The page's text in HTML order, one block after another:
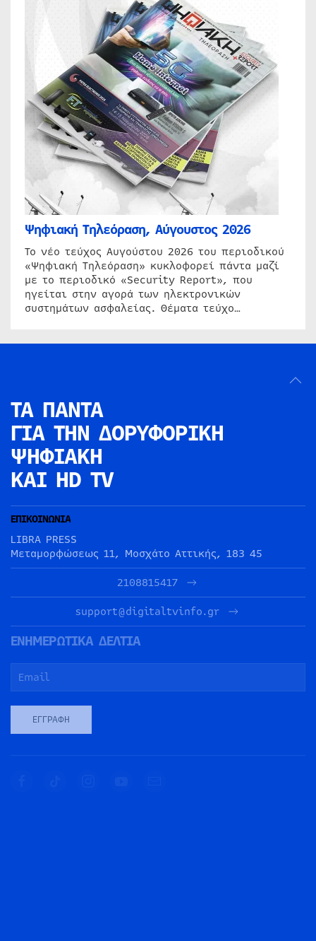
Ψηφιακή Τηλεόραση, Αύγουστος 2026
Το νέο τεύχος Αυγούστου 2026 του περιοδικού
«Ψηφιακή Τηλεόραση» κυκλοφορεί πάντα μαζί
με το περιοδικό «Security Report», που
ηγείται στην αγορά των ηλεκτρονικών
συστημάτων ασφαλείας. Θέματα τεύχο…
ΤΑ ΠΑΝΤΑ
ΓΙΑ ΤΗΝ ΔΟΡΥΦΟΡΙΚΗ
ΨΗΦΙΑΚΗ
ΚΑΙ HD TV
ΕΠΙΚΟΙΝΩΝΙΑ
LIBRA PRESS
Μεταμορφώσεως 11, Μοσχάτο Αττικής, 183 45
2108815417
support@digitaltvinfo.gr
ΕΝΗΜΕΡΩΤΙΚΑ ΔΕΛΤΙΑ
ΕΓΓΡΑΦΉ